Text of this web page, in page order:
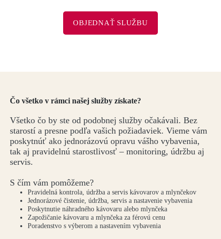
OBJEDNAŤ SLUŽBU
Čo všetko v rámci našej služby získate?
Všetko čo by ste od podobnej služby očakávali. Bez
starostí a presne podľa vašich požiadaviek. Vieme vám
poskytnúť ako jednorázovú opravu vášho vybavenia,
tak aj pravidelnú starostlivosť – monitoring, údržbu aj
servis.
S čím vám pomôžeme?
Pravidelná kontrola, údržba a servis kávovarov a mlynčekov
Jednorázové čistenie, údržba, servis a nastavenie vybavenia
Poskytnutie náhradného kávovaru alebo mlynčeka
Zapožičanie kávovaru a mlynčeka za férovú cenu
Poradenstvo s výberom a nastavením vybavenia